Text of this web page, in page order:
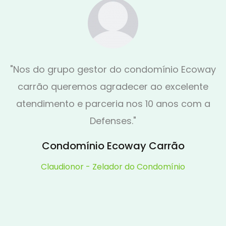
gestor do condomínio Ecoway
agradecer ao excelente
e parceria nos 10 anos com a
Ecoway Carrão
- Zelador do Condomínio